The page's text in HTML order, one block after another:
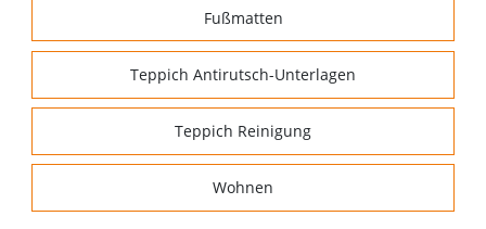
Fußmatten
Teppich Antirutsch-Unterlagen
Teppich Reinigung
Wohnen